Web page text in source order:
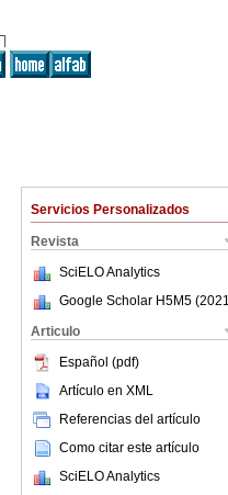
Servicios Personalizados
Revista
SciELO Analytics
Google Scholar H5M5 (2021
Articulo
Español (pdf)
Artículo en XML
Referencias del artículo
Como citar este artículo
SciELO Analytics